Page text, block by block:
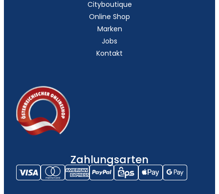
Cityboutique
Online Shop
Marken
Jobs
Kontakt
Zahlungsarten